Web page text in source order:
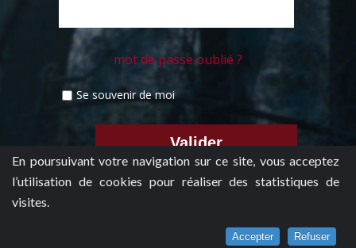
En poursuivant votre navigation sur ce site, vous acceptez
l’utilisation de cookies pour réaliser des statistiques de
visites.
Accepter Refuser
mot de passe oublié ?
Se souvenir de moi